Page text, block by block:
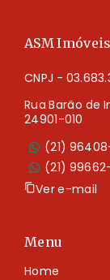
ASM Imóveis
CNPJ -
Rua Barão de
24901-010
(21)
(21)
Ver e-mail
Menu
Home